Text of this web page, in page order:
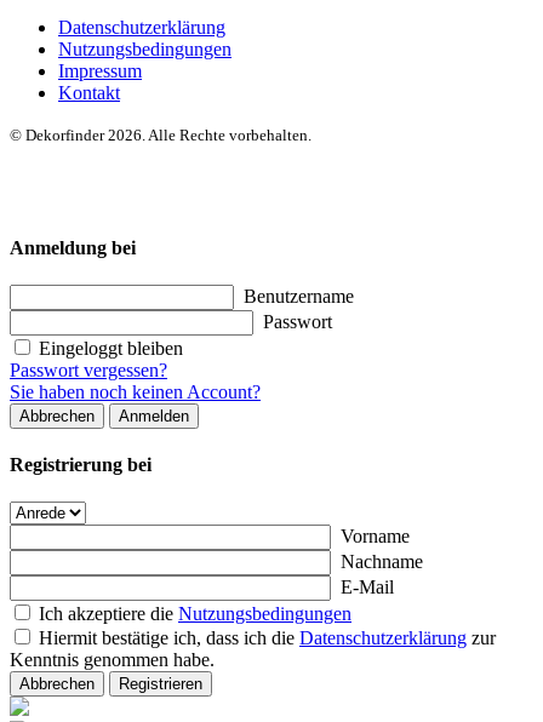
Datenschutzerklärung
Nutzungsbedingungen
Impressum
Kontakt
© Dekorfinder 2026. Alle Rechte vorbehalten.
Anmeldung bei
Benutzername
Passwort
Eingeloggt bleiben
Passwort vergessen?
Sie haben noch keinen Account?
Abbrechen Anmelden
Registrierung bei
Vorname
Nachname
E-Mail
Ich akzeptiere die Nutzungsbedingungen
Hiermit bestätige ich, dass ich die Datenschutzerklärung zur
Kenntnis genommen habe.
Abbrechen Registrieren